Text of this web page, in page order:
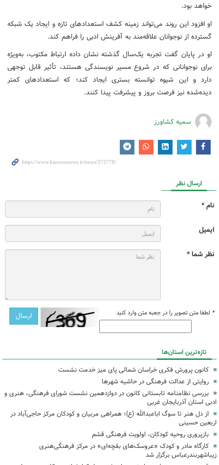
خواهد بود.
او افزود این روند می‌تواند زمینه کشف استعدادهای تازه و ایجاد یک شبکه
گسترده از نوجوانان علاقه‌مند به آفرینش ادبی را فراهم کند.
او در پایان گفت تجربه یک‌سال گذشته نشان داده ارتباط مکتوب، به‌ویژه
برای نوجوانانی که در شروع مسیر نویسندگی هستند، تأثیر قابل توجهی
دارد و این شیوه توانسته بستری ایجاد کند؛ که استعدادهای کمتر
دیده‌شده نیز فرصت بروز و پیشرفت پیدا کنند.
سمیه کشاورز
ارسال نظر
نام *
ایمیل
نظر شما *
* لطفا متن تصویر را در جعبه متن وارد کنید
تازه‌ترین استان‌ها
کانون پرورش فکری خراسان شمالی پای میز خدمت نشست
روایتی از عدالت فرهنگی در حاشیه شهرها
بررسی نظامنامه تابستانی کانون در دوازدهمین نشست شورای فرهنگی، هنری و
ادبی استان آذربایجان غربی
از دل هنر تا سوگ اباعبدالله (ع)؛ همراهی مربیان و کودکان مرکز حاجی‌آباد در
اربعین حسینی
بازپروری روحیه کودکان، اولویت فرهنگی قشم
کارگاه مادر و کودک «عروسک‌های بقچه‌ای» در مرکز فرهنگی‌هنری
زیباشهربندرعباس برگزار شد